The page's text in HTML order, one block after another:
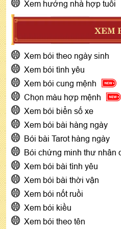
Xem hướng nhà hợp tuổi
XEM
Xem bói theo ngày sinh
Xem bói tình yêu
Xem bói cung mệnh
Chọn màu hợp mệnh
Xem bói biển số xe
Xem bói bài hàng ngày
Bói bài Tarot hàng ngày
Bói chứng minh thư nhân
Xem bói bài tình yêu
Xem bói bài thời vận
Xem bói nốt ruồi
Xem bói kiều
Xem bói theo tên